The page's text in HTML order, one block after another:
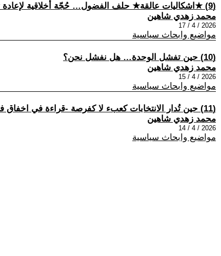
(9) ★اشكاليات عالقة★ حلف الفضول… حُجّة أخلاقية لإعادة تعريف الموقف من القانون الدولي
محمد زهدي شاهين
2026 / 4 / 17
مواضيع وابحاث سياسية
(10) حين تفشل الوحدة… هل نفشل نحن؟
محمد زهدي شاهين
2026 / 4 / 15
مواضيع وابحاث سياسية
(11) حين تُدار الانتخابات كعبء لا كفرصة -قراءة في اخفاق فتح في إدارة ملف الانتخابات المحلية”
محمد زهدي شاهين
2026 / 4 / 14
مواضيع وابحاث سياسية